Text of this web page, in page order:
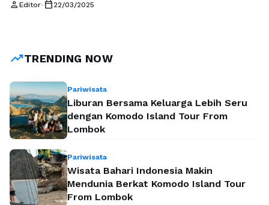
untuk mencapai tujuan ini adalah dengan memanfaatkan
testimoni ini, …Baca Selengkapnya
person Editor• calendar_today 22/03/2025
trending_upTRENDING NOW
Pariwisata
Liburan Bersama Keluarga Lebih Seru
dengan Komodo Island Tour From
Lombok
Pariwisata
Wisata Bahari Indonesia Makin
Mendunia Berkat Komodo Island Tour
From Lombok